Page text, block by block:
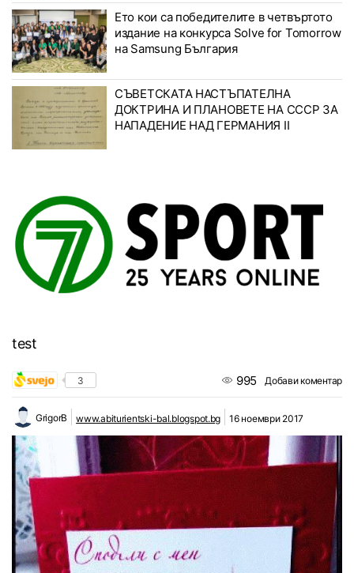
Ето кои са победителите в четвъртото
издание на конкурса Solve for Tomorrow
на Samsung България
СЪВЕТСКАТА НАСТЪПАТЕЛНА
ДОКТРИНА И ПЛАНОВЕТЕ НА СССР ЗА
НАПАДЕНИЕ НАД ГЕРМАНИЯ II
test
3 995 Добави коментар
GrigorB www.abiturientski-bal.blogspot.bg 16 ноември 2017